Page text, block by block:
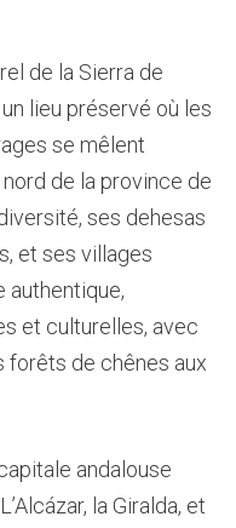
de la Sierra de
lieu préservé où les
se mêlent
de la province de
ses dehesas
et ses villages
authentique,
et culturelles, avec
forêts de chênes aux
andalouse
la Giralda, et